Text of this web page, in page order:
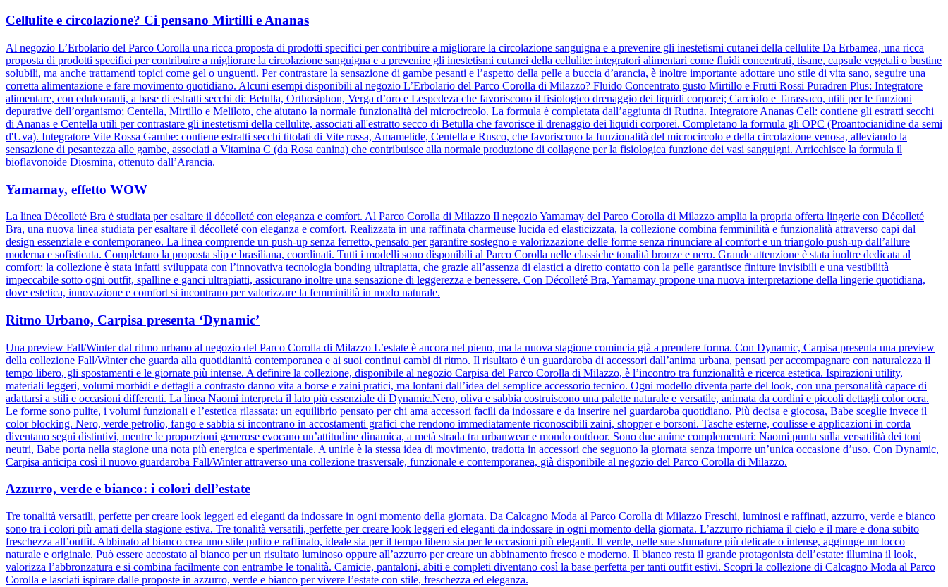
Cellulite e circolazione? Ci pensano Mirtilli e Ananas
Al negozio L’Erbolario del Parco Corolla una ricca proposta di prodotti specifici per contribuire a migliorare la circolazione sanguigna e a prevenire gli inestetismi cutanei della cellulite Da Erbamea, una ricca
proposta di prodotti specifici per contribuire a migliorare la circolazione sanguigna e a prevenire gli inestetismi cutanei della cellulite: integratori alimentari come fluidi concentrati, tisane, capsule vegetali o bustine
solubili, ma anche trattamenti topici come gel o unguenti. Per contrastare la sensazione di gambe pesanti e l’aspetto della pelle a buccia d’arancia, è inoltre importante adottare uno stile di vita sano, seguire una
corretta alimentazione e fare movimento quotidiano. Alcuni esempi disponibili al negozio L’Erbolario del Parco Corolla di Milazzo? Fluido Concentrato gusto Mirtillo e Frutti Rossi Puradren Plus: Integratore
alimentare, con edulcoranti, a base di estratti secchi di: Betulla, Orthosiphon, Verga d’oro e Lespedeza che favoriscono il fisiologico drenaggio dei liquidi corporei; Carciofo e Tarassaco, utili per le funzioni
depurative dell’organismo; Centella, Mirtillo e Meliloto, che aiutano la normale funzionalità del microcircolo. La formula è completata dall’aggiunta di Rutina. Integratore Ananas Cell: contiene gli estratti secchi
di Ananas e Centella utili per contrastare gli inestetismi della cellulite, associati all'estratto secco di Betulla che favorisce il drenaggio dei liquidi corporei. Completano la formula gli OPC (Proantocianidine da semi
d'Uva). Integratore Vite Rossa Gambe: contiene estratti secchi titolati di Vite rossa, Amamelide, Centella e Rusco, che favoriscono la funzionalità del microcircolo e della circolazione venosa, alleviando la
sensazione di pesantezza alle gambe, associati a Vitamina C (da Rosa canina) che contribuisce alla normale produzione di collagene per la fisiologica funzione dei vasi sanguigni. Arricchisce la formula il
bioflavonoide Diosmina, ottenuto dall’Arancia.
Yamamay, effetto WOW
La linea Décolleté Bra è studiata per esaltare il décolleté con eleganza e comfort. Al Parco Corolla di Milazzo Il negozio Yamamay del Parco Corolla di Milazzo amplia la propria offerta lingerie con Décolleté
Bra, una nuova linea studiata per esaltare il décolleté con eleganza e comfort. Realizzata in una raffinata charmeuse lucida ed elasticizzata, la collezione combina femminilità e funzionalità attraverso capi dal
design essenziale e contemporaneo. La linea comprende un push-up senza ferretto, pensato per garantire sostegno e valorizzazione delle forme senza rinunciare al comfort e un triangolo push-up dall’allure
moderna e sofisticata. Completano la proposta slip e brasiliana, coordinati. Tutti i modelli sono disponibili al Parco Corolla nelle classiche tonalità bronze e nero. Grande attenzione è stata inoltre dedicata al
comfort: la collezione è stata infatti sviluppata con l’innovativa tecnologia bonding ultrapiatta, che grazie all’assenza di elastici a diretto contatto con la pelle garantisce finiture invisibili e una vestibilità
impeccabile sotto ogni outfit, spalline e ganci ultrapiatti, assicurano inoltre una sensazione di leggerezza e benessere. Con Décolleté Bra, Yamamay propone una nuova interpretazione della lingerie quotidiana,
dove estetica, innovazione e comfort si incontrano per valorizzare la femminilità in modo naturale.
Ritmo Urbano, Carpisa presenta ‘Dynamic’
Una preview Fall/Winter dal ritmo urbano al negozio del Parco Corolla di Milazzo L’estate è ancora nel pieno, ma la nuova stagione comincia già a prendere forma. Con Dynamic, Carpisa presenta una preview
della collezione Fall/Winter che guarda alla quotidianità contemporanea e ai suoi continui cambi di ritmo. Il risultato è un guardaroba di accessori dall’anima urbana, pensati per accompagnare con naturalezza il
tempo libero, gli spostamenti e le giornate più intense. A definire la collezione, disponibile al negozio Carpisa del Parco Corolla di Milazzo, è l’incontro tra funzionalità e ricerca estetica. Ispirazioni utility,
materiali leggeri, volumi morbidi e dettagli a contrasto danno vita a borse e zaini pratici, ma lontani dall’idea del semplice accessorio tecnico. Ogni modello diventa parte del look, con una personalità capace di
adattarsi a stili e occasioni differenti. La linea Naomi interpreta il lato più essenziale di Dynamic.Nero, oliva e sabbia costruiscono una palette naturale e versatile, animata da cordini e piccoli dettagli color ocra.
Le forme sono pulite, i volumi funzionali e l’estetica rilassata: un equilibrio pensato per chi ama accessori facili da indossare e da inserire nel guardaroba quotidiano. Più decisa e giocosa, Babe sceglie invece il
color blocking. Nero, verde petrolio, fango e sabbia si incontrano in accostamenti grafici che rendono immediatamente riconoscibili zaini, shopper e borsoni. Tasche esterne, coulisse e applicazioni in corda
diventano segni distintivi, mentre le proporzioni generose evocano un’attitudine dinamica, a metà strada tra urbanwear e mondo outdoor. Sono due anime complementari: Naomi punta sulla versatilità dei toni
neutri, Babe porta nella stagione una nota più energica e sperimentale. A unirle è la stessa idea di movimento, tradotta in accessori che seguono la giornata senza imporre un’unica occasione d’uso. Con Dynamic,
Carpisa anticipa così il nuovo guardaroba Fall/Winter attraverso una collezione trasversale, funzionale e contemporanea, già disponibile al negozio del Parco Corolla di Milazzo.
Azzurro, verde e bianco: i colori dell’estate
Tre tonalità versatili, perfette per creare look leggeri ed eleganti da indossare in ogni momento della giornata. Da Calcagno Moda al Parco Corolla di Milazzo Freschi, luminosi e raffinati, azzurro, verde e bianco
sono tra i colori più amati della stagione estiva. Tre tonalità versatili, perfette per creare look leggeri ed eleganti da indossare in ogni momento della giornata. L’azzurro richiama il cielo e il mare e dona subito
freschezza all’outfit. Abbinato al bianco crea uno stile pulito e raffinato, ideale sia per il tempo libero sia per le occasioni più eleganti. Il verde, nelle sue sfumature più delicate o intense, aggiunge un tocco
naturale e originale. Può essere accostato al bianco per un risultato luminoso oppure all’azzurro per creare un abbinamento fresco e moderno. Il bianco resta il grande protagonista dell’estate: illumina il look,
valorizza l’abbronzatura e si combina facilmente con entrambe le tonalità. Camicie, pantaloni, abiti e completi diventano così la base perfetta per tanti outfit estivi. Scopri la collezione di Calcagno Moda al Parco
Corolla e lasciati ispirare dalle proposte in azzurro, verde e bianco per vivere l’estate con stile, freschezza ed eleganza.